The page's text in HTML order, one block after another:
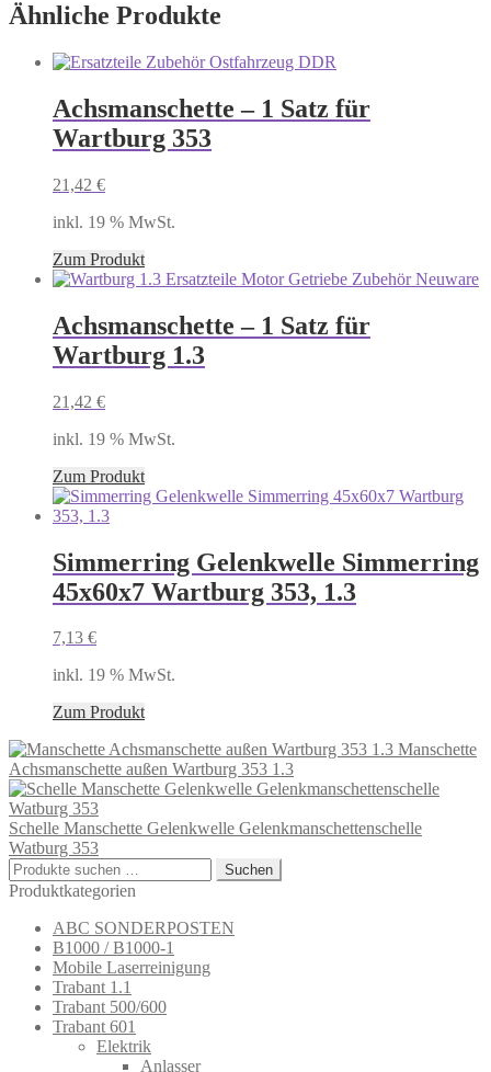
Ähnliche Produkte
Achsmanschette – 1 Satz für
Wartburg 353
21,42 €
inkl. 19 % MwSt.
Zum Produkt
Achsmanschette – 1 Satz für
Wartburg 1.3
21,42 €
inkl. 19 % MwSt.
Zum Produkt
Simmerring Gelenkwelle Simmerring
45x60x7 Wartburg 353, 1.3
7,13 €
inkl. 19 % MwSt.
Zum Produkt
Manschette
Achsmanschette außen Wartburg 353 1.3
Schelle Manschette Gelenkwelle Gelenkmanschettenschelle
Watburg 353
Suchen
nach:
Suchen
Produktkategorien
ABC SONDERPOSTEN
B1000 / B1000-1
Mobile Laserreinigung
Trabant 1.1
Trabant 500/600
Trabant 601
Elektrik
Anlasser